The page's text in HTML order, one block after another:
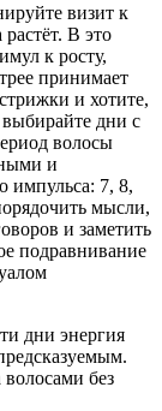
визит к
В это
к росту,
принимает
и хотите,
дни с
волосы
и
импульса: 7, 8,
мысли,
и заметить
подравнивание
дни энергия
без